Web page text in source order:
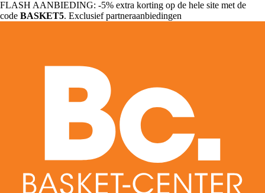
FLASH AANBIEDING: -5% extra korting op de hele site met de
code BASKET5. Exclusief partneraanbiedingen